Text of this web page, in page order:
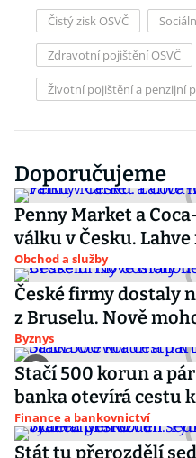
Čistý zisk OSVČ
Zdravotní pojištění OSVČ
Životní pojištění a penzijní
Doporučujeme
Penny Market a
válku v Česku.
Obchod a služby
České firmy dostaly
z Bruselu. Nově
Byznys
Stačí 500 korun a
banka otevírá cestu
Finance a bankovnictví
Stát tu přerozdělí